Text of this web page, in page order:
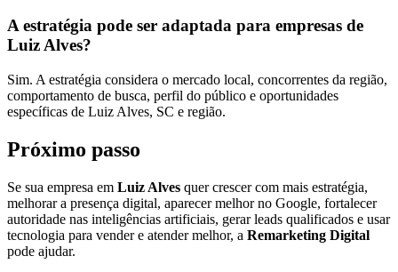
A estratégia pode ser adaptada para empresas de
Luiz Alves?
Sim. A estratégia considera o mercado local, concorrentes da região,
comportamento de busca, perfil do público e oportunidades
específicas de Luiz Alves, SC e região.
Próximo passo
Se sua empresa em Luiz Alves quer crescer com mais estratégia,
melhorar a presença digital, aparecer melhor no Google, fortalecer
autoridade nas inteligências artificiais, gerar leads qualificados e usar
tecnologia para vender e atender melhor, a Remarketing Digital
pode ajudar.